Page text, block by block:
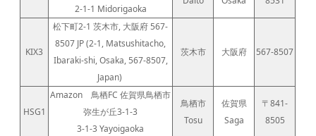
2-1-1 Midorigaoka
KIX3
松下町2-1 茨木市, 大阪府 567-
8507 JP (2-1, Matsushitacho,
Ibaraki-shi, Osaka, 567-8507,
Japan)
茨木市 大阪府 567-8507
HSG1
Amazon 鳥栖FC 佐賀県鳥栖市
弥生が丘3-1-3
3-1-3 Yayoigaoka
鳥栖市
Tosu
佐賀県
Saga
〒841-
8505